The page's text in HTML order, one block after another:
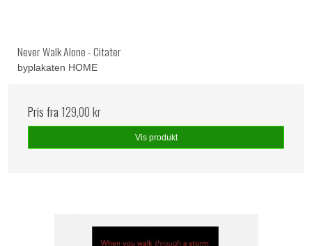
Never Walk Alone - Citater
byplakaten HOME
Pris fra129,00 kr
Vis produkt